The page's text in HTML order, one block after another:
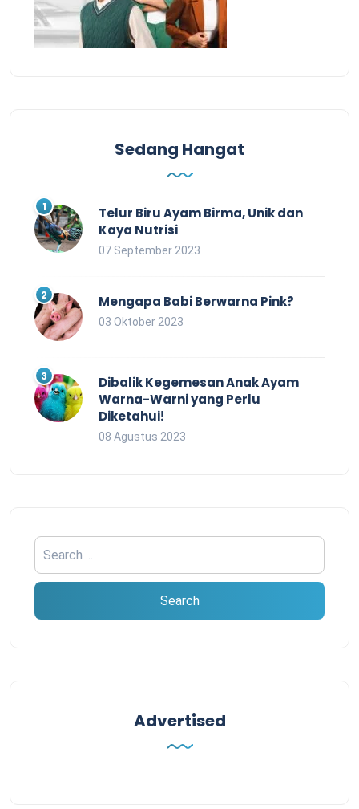
Sedang Hangat
Telur Biru Ayam Birma, Unik dan
Kaya Nutrisi
07 September 2023
Mengapa Babi Berwarna Pink?
03 Oktober 2023
Dibalik Kegemesan Anak Ayam
Warna-Warni yang Perlu
Diketahui!
08 Agustus 2023
Advertised